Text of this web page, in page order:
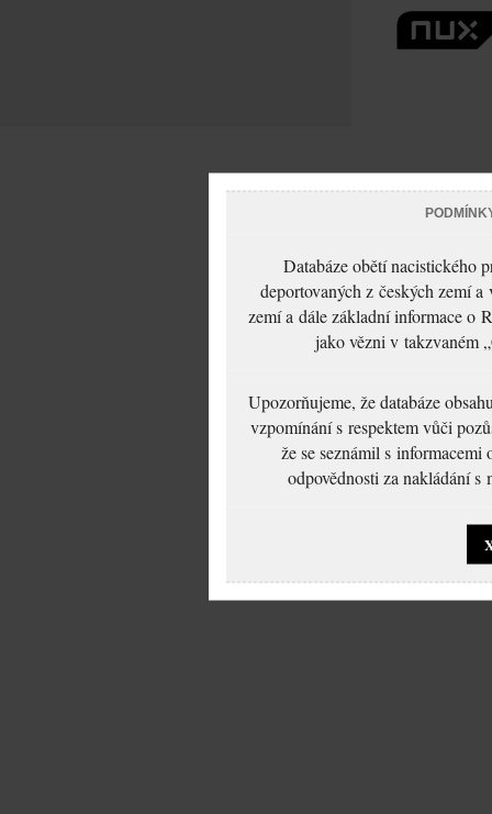
Databáze obětí nacistického
deportovaných z českých zemí
zemí a dále základní informace o
jako vězni v takzvaném
Upozorňujeme, že databáze
vzpomínání s respektem vůči
že se seznámil s
odpovědnosti za nakládání